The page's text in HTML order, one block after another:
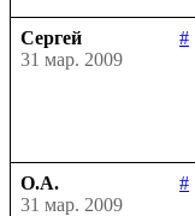
Сергей
#
31 мар. 2009
О.А.
#
31 мар. 2009